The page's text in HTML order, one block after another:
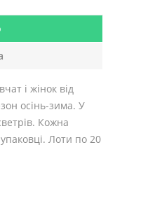
і жінок від
осінь-зима. У
Кожна
Лоти по 20